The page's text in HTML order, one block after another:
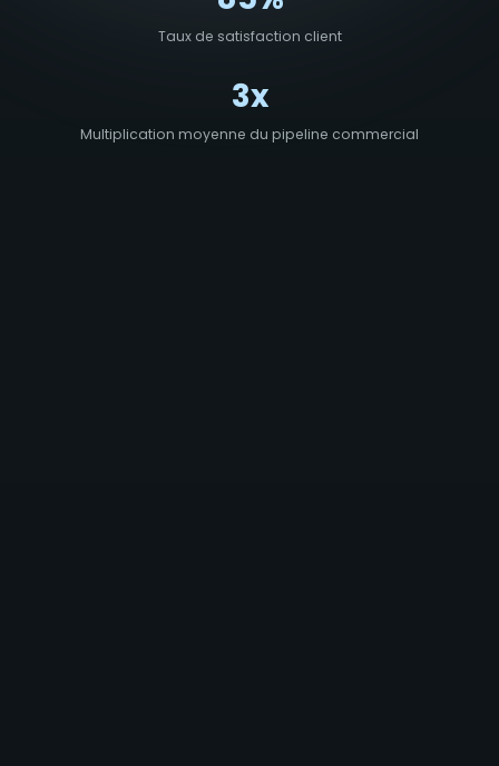
Taux de satisfaction client
3x
Multiplication moyenne du pipeline commercial